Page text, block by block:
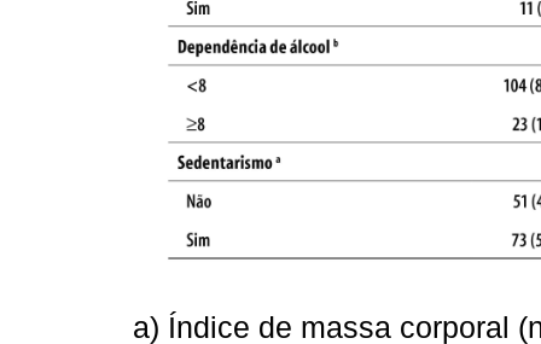
a) Índice de massa corporal